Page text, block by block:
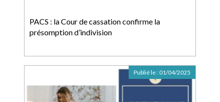
PACS : la Cour de cassation confirme la
présomption d’indivision
Publié le : 01/04/2025